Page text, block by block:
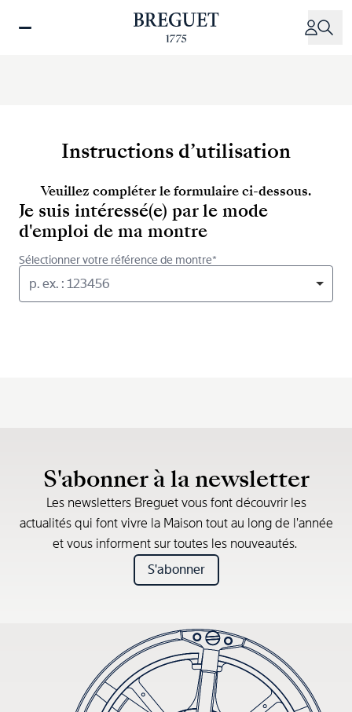
Instructions d’utilisation
Veuillez compléter le formulaire ci-dessous.
Je suis intéressé(e) par le mode
d'emploi de ma montre
Sélectionner votre référence de montre*
p. ex. : 123456
S'abonner à la newsletter
Les newsletters Breguet vous font découvrir les
actualités qui font vivre la Maison tout au long de l’année
et vous informent sur toutes les nouveautés.
S'abonner